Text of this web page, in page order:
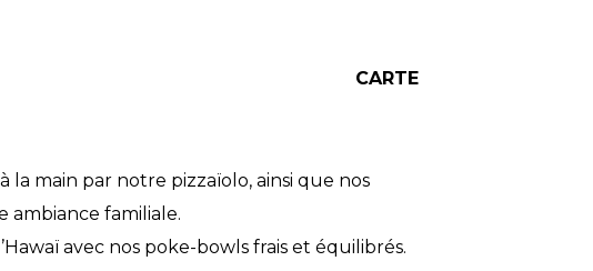
CARTE
la main par notre pizzaïolo, ainsi que nos
ambiance familiale.
avec nos poke-bowls frais et équilibrés.